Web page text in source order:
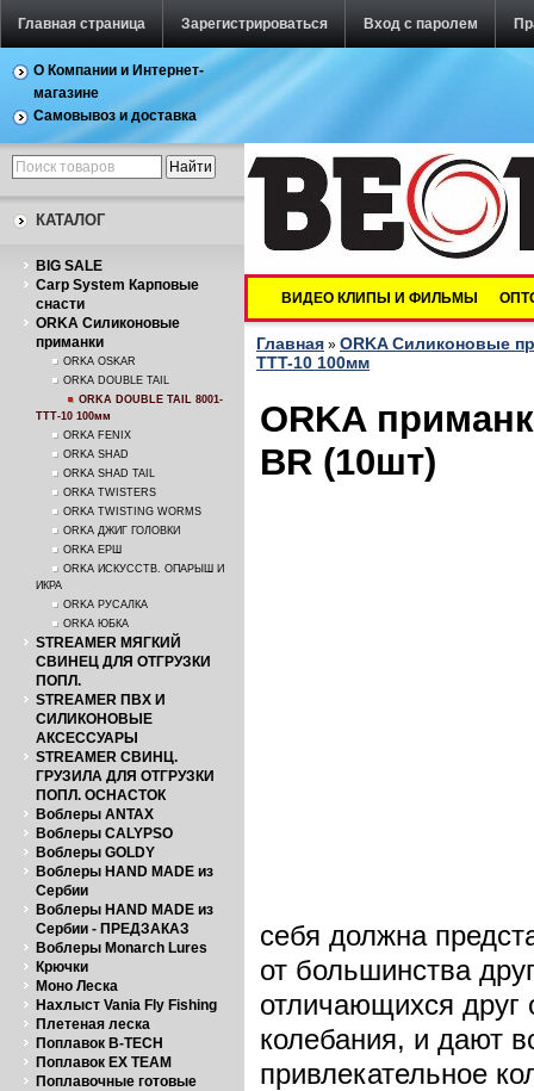
Главная страница Зарегистрироваться Вход с паролем
О Компании и Интернет-
магазине
Самовывоз и доставка
КАТАЛОГ
BIG SALE
Carp System Карповые
снасти
ORKA Силиконовые
приманки
ORKA OSKAR
ORKA DOUBLE TAIL
ORKA DOUBLE TAIL 8001-
TTT-10 100мм
ORKA FENIX
ORKA SHAD
ORKA SHAD TAIL
ORKA TWISTERS
ORKA TWISTING WORMS
ORKA ДЖИГ ГОЛОВКИ
ORKA ЕРШ
ORKA ИСКУССТВ. ОПАРЫШ И
ИКРА
ORKA РУСАЛКА
ORKA ЮБКА
STREAMER МЯГКИЙ
СВИНЕЦ ДЛЯ ОТГРУЗКИ
ПОПЛ.
STREAMER ПВХ И
СИЛИКОНОВЫЕ
АКСЕССУАРЫ
STREAMER СВИНЦ.
ГРУЗИЛА ДЛЯ ОТГРУЗКИ
ПОПЛ. ОСНАСТОК
Воблеры ANTAX
Воблеры CALYPSO
Воблеры GOLDY
Воблеры HAND MADE из
Сербии
Воблеры HAND MADE из
Сербии - ПРЕДЗАКАЗ
Воблеры Monarch Lures
Крючки
Моно Леска
Нахлыст Vania Fly Fishing
Плетеная леска
Поплавок B-TECH
Поплавок EX TEAM
Поплавочные готовые
ВИДЕО КЛИПЫ И ФИЛЬМЫ
Главная » ORKA Силиконовые
TTT-10 100мм
ORKA
BR (10шт)
себя должна
от большинства
отличающихся друг
колебания, и дают
привлекательное